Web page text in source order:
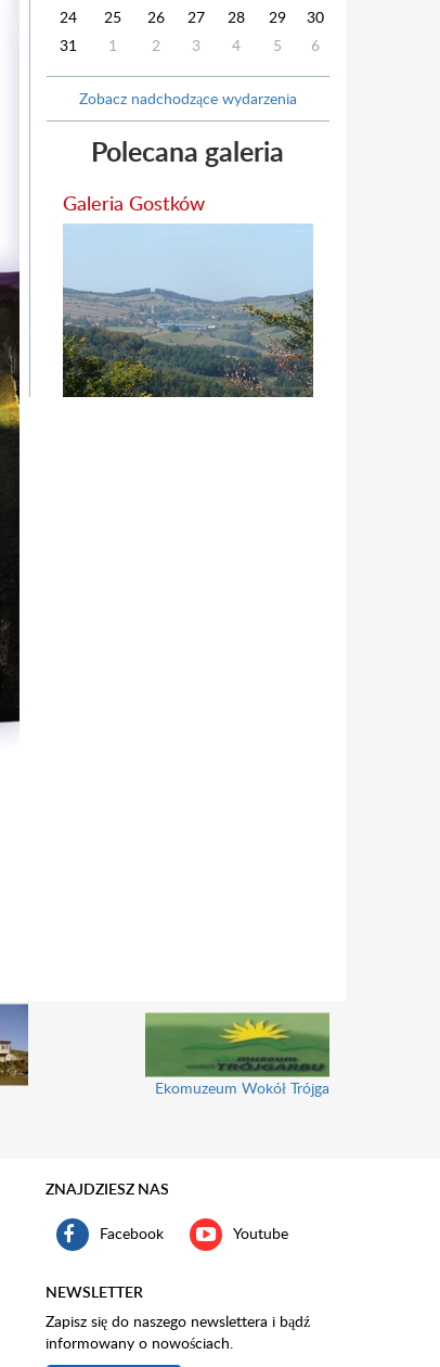
24
25 26 27 28 29
30
31
1 2 3 4 5 6
Zobacz nadchodzące wydarzenia
Polecana galeria
Galeria Gostków
Ekomuzeum Wokół Trójgarbu
ZNAJDZIESZ NAS
Facebook Youtube
NEWSLETTER
Zapisz się do naszego newslettera i bądź
informowany o nowościach.